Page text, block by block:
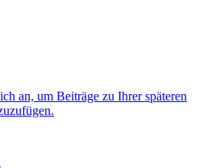
an, um Beiträge zu Ihrer späteren